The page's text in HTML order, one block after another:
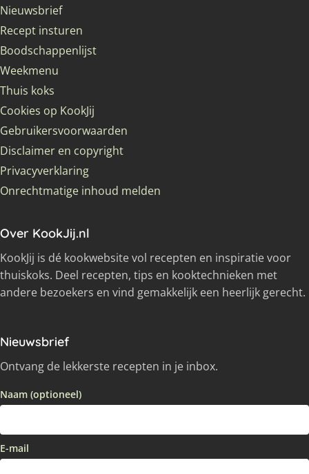
Nieuwsbrief
Recept insturen
Boodschappenlijst
Weekmenu
Thuis koks
Cookies op KookJij
Gebruikersvoorwaarden
Disclaimer en copyright
Privacyverklaring
Onrechtmatige inhoud melden
Over KookJij.nl
KookJij is dé kookwebsite vol recepten en inspiratie voor
thuiskoks. Deel recepten, tips en kooktechnieken met
andere bezoekers en vind gemakkelijk een heerlijk gerecht.
Nieuwsbrief
Ontvang de lekkerste recepten in je inbox.
Naam (optioneel)
E-mail